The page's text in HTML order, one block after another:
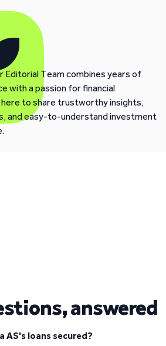
Editorial Team combines years of
with a passion for financial
here to share trustworthy insights,
and easy-to-understand investment
answered
AS's loans secured?